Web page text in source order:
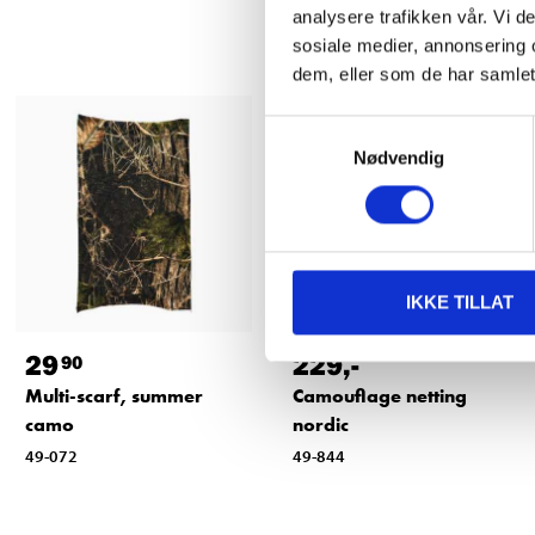
analysere trafikken vår. Vi
sosiale medier,
dem, eller som de har
Nødvendig
IKKE TILLAT
2990
Multi-scarf, summer
camo
49-072
229,-
Camouflage netting
nordic
49-844